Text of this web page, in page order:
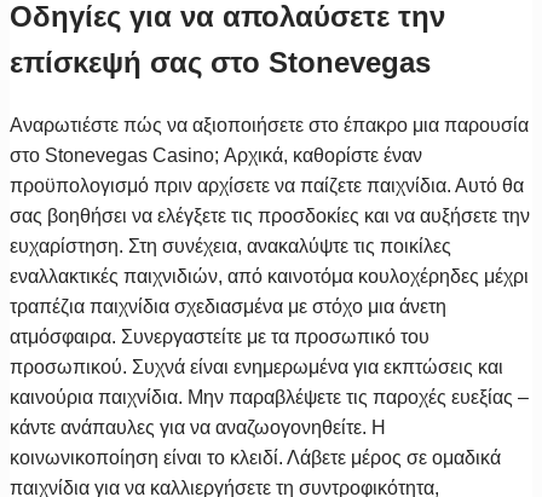
Οδηγίες για να απολαύσετε την
επίσκεψή σας στο Stonevegas
Αναρωτιέστε πώς να αξιοποιήσετε στο έπακρο μια παρουσία
στο Stonevegas Casino; Αρχικά, καθορίστε έναν
προϋπολογισμό πριν αρχίσετε να παίζετε παιχνίδια. Αυτό θα
σας βοηθήσει να ελέγξετε τις προσδοκίες και να αυξήσετε την
ευχαρίστηση. Στη συνέχεια, ανακαλύψτε τις ποικίλες
εναλλακτικές παιχνιδιών, από καινοτόμα κουλοχέρηδες μέχρι
τραπέζια παιχνίδια σχεδιασμένα με στόχο μια άνετη
ατμόσφαιρα. Συνεργαστείτε με τα προσωπικό του
προσωπικού. Συχνά είναι ενημερωμένα για εκπτώσεις και
καινούρια παιχνίδια. Μην παραβλέψετε τις παροχές ευεξίας –
κάντε ανάπαυλες για να αναζωογονηθείτε. Η
κοινωνικοποίηση είναι το κλειδί. Λάβετε μέρος σε ομαδικά
παιχνίδια για να καλλιεργήσετε τη συντροφικότητα,